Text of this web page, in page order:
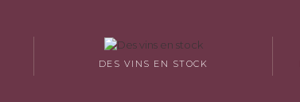
DES VINS EN STOCK